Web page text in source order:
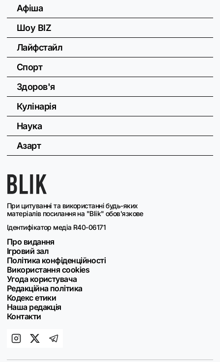
При цитуванні та використанні будь-яких
матеріалів посилання на "Blik" обов'язкове
Ідентифікатор медіа R40-06171
Про видання
Ігровий зал
Політика конфіденційності
Використання cookies
Угода користувача
Редакційна політика
Кодекс етики
Наша редакція
Контакти
Афіша
Шоу BIZ
Лайфстайл
Спорт
Здоров'я
Кулінарія
Наука
Азарт